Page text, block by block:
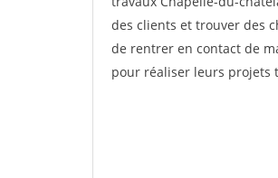
des clients et trouver des
de rentrer en contact de
pour réaliser leurs projets